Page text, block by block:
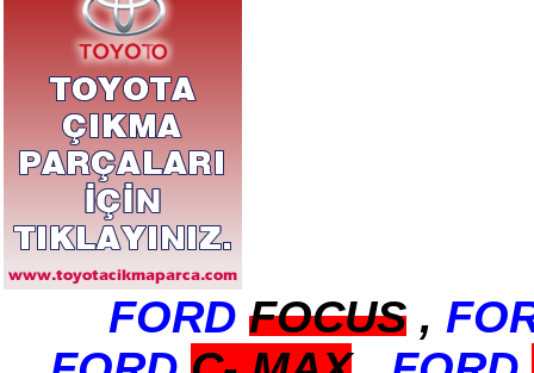
2017-2018 ford ranger sağ
sol tabla
Ürün Kodu : 2017-2018 ford ranger arka
2017-2018 ford ranger arka
tampon
Ürün Kodu : 2017-2018 ford ranger
dirksiyon simidi
FORD FOCUS,